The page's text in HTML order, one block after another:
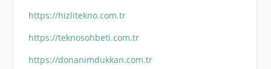
https://hizlitekno.com.tr
https://teknosohbeti.com.tr
https://donanimdukkan.com.tr